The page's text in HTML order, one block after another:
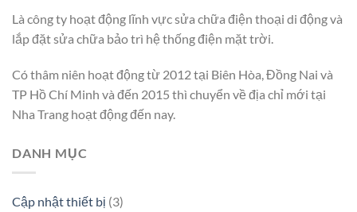
Là công ty hoạt động lĩnh vực sửa chữa điện thoại di động và
lắp đặt sửa chữa bảo trì hệ thống điện mặt trời.
Có thâm niên hoạt động từ 2012 tại Biên Hòa, Đồng Nai và
TP Hồ Chí Minh và đến 2015 thì chuyển về địa chỉ mới tại
Nha Trang hoạt động đến nay.
DANH MỤC
Cập nhật thiết bị (3)